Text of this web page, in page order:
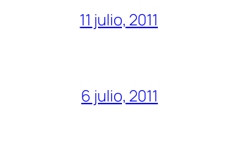
11 julio, 2011
6 julio, 2011